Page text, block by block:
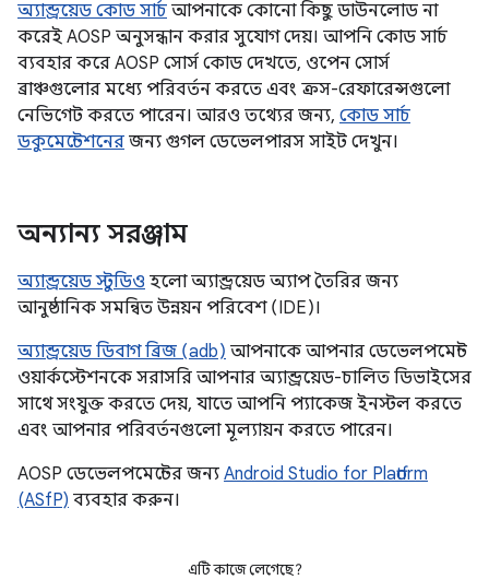
অ্যান্ড্রয়েড কোড সার্চ আপনাকে কোনো কিছু ডাউনলোড না
করেই AOSP অনুসন্ধান করার সুযোগ দেয়। আপনি কোড সার্চ
ব্যবহার করে AOSP সোর্স কোড দেখতে, ওপেন সোর্স
ব্রাঞ্চগুলোর মধ্যে পরিবর্তন করতে এবং ক্রস-রেফারেন্সগুলো
নেভিগেট করতে পারেন। আরও তথ্যের জন্য, কোড সার্চ
ডকুমেন্টেশনের জন্য গুগল ডেভেলপারস সাইট দেখুন।
অন্যান্য সরঞ্জাম
অ্যান্ড্রয়েড স্টুডিও হলো অ্যান্ড্রয়েড অ্যাপ তৈরির জন্য
আনুষ্ঠানিক সমন্বিত উন্নয়ন পরিবেশ (IDE)।
অ্যান্ড্রয়েড ডিবাগ ব্রিজ (adb) আপনাকে আপনার ডেভেলপমেন্ট
ওয়ার্কস্টেশনকে সরাসরি আপনার অ্যান্ড্রয়েড-চালিত ডিভাইসের
সাথে সংযুক্ত করতে দেয়, যাতে আপনি প্যাকেজ ইনস্টল করতে
এবং আপনার পরিবর্তনগুলো মূল্যায়ন করতে পারেন।
AOSP ডেভেলপমেন্টের জন্য Android Studio for Platform
(ASfP) ব্যবহার করুন।
এটি কাজে লেগেছে?